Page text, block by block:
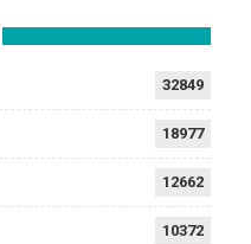
32849
18977
12662
10372